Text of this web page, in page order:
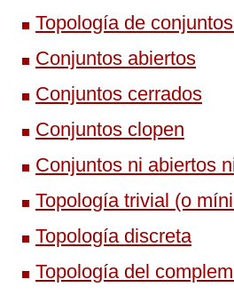
Topología de
Conjuntos abiertos
Conjuntos cerrados
Conjuntos clopen
Conjuntos ni abiertos
Topología trivial (o
Topología discreta
Topología del